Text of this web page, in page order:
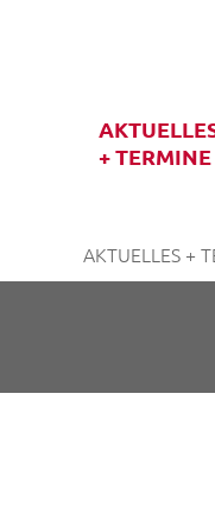
+ TERMINE
AKTUELLES +